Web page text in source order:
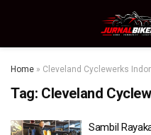
Home » Cleveland Cyclewerks
Tag: Cleveland
Sambil